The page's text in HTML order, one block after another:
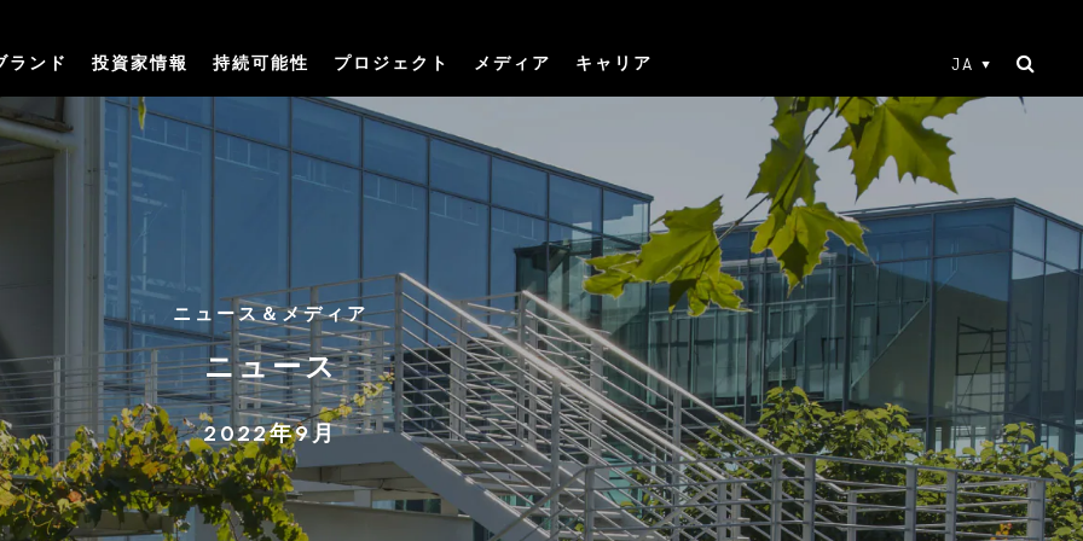
ランド 投資家情報 持続可能性 プロジェクト メディア キャリア JA
ニュース＆メディア
ニュース
2022年9月